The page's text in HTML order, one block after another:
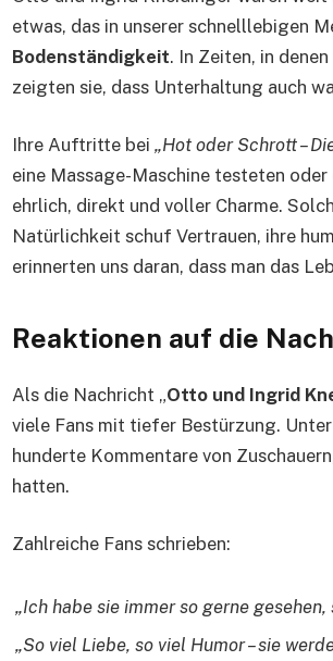
etwas, das in unserer schnelllebigen
Bodenständigkeit. In Zeiten, in
zeigten sie, dass Unterhaltung auch
Ihre Auftritte bei „Hot oder Schrott –
eine Massage-Maschine testeten
ehrlich, direkt und voller Charme.
Natürlichkeit schuf Vertrauen, ihre
erinnerten uns daran, dass man das
Reaktionen auf die
Als die Nachricht „Otto und Ingrid
viele Fans mit tiefer Bestürzung.
hunderte Kommentare von
hatten.
Zahlreiche Fans schrieben:
„Ich habe sie immer so gerne
„So viel Liebe, so viel Humor – sie